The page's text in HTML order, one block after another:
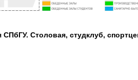
СПбГУ. Столовая, студклуб,